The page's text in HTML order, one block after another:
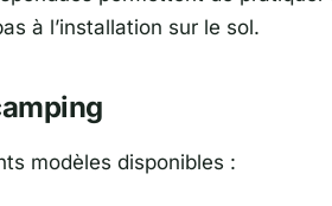
à l’installation sur le sol.
modèles disponibles :